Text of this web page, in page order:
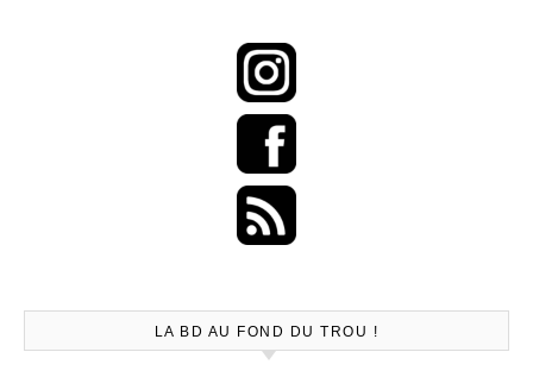
LA BD AU FOND DU TROU !